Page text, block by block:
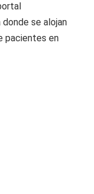
se alojan
pacientes en